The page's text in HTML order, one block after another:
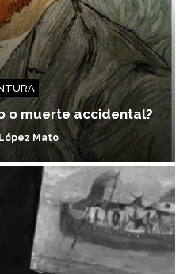
o muerte accidental?
Mato